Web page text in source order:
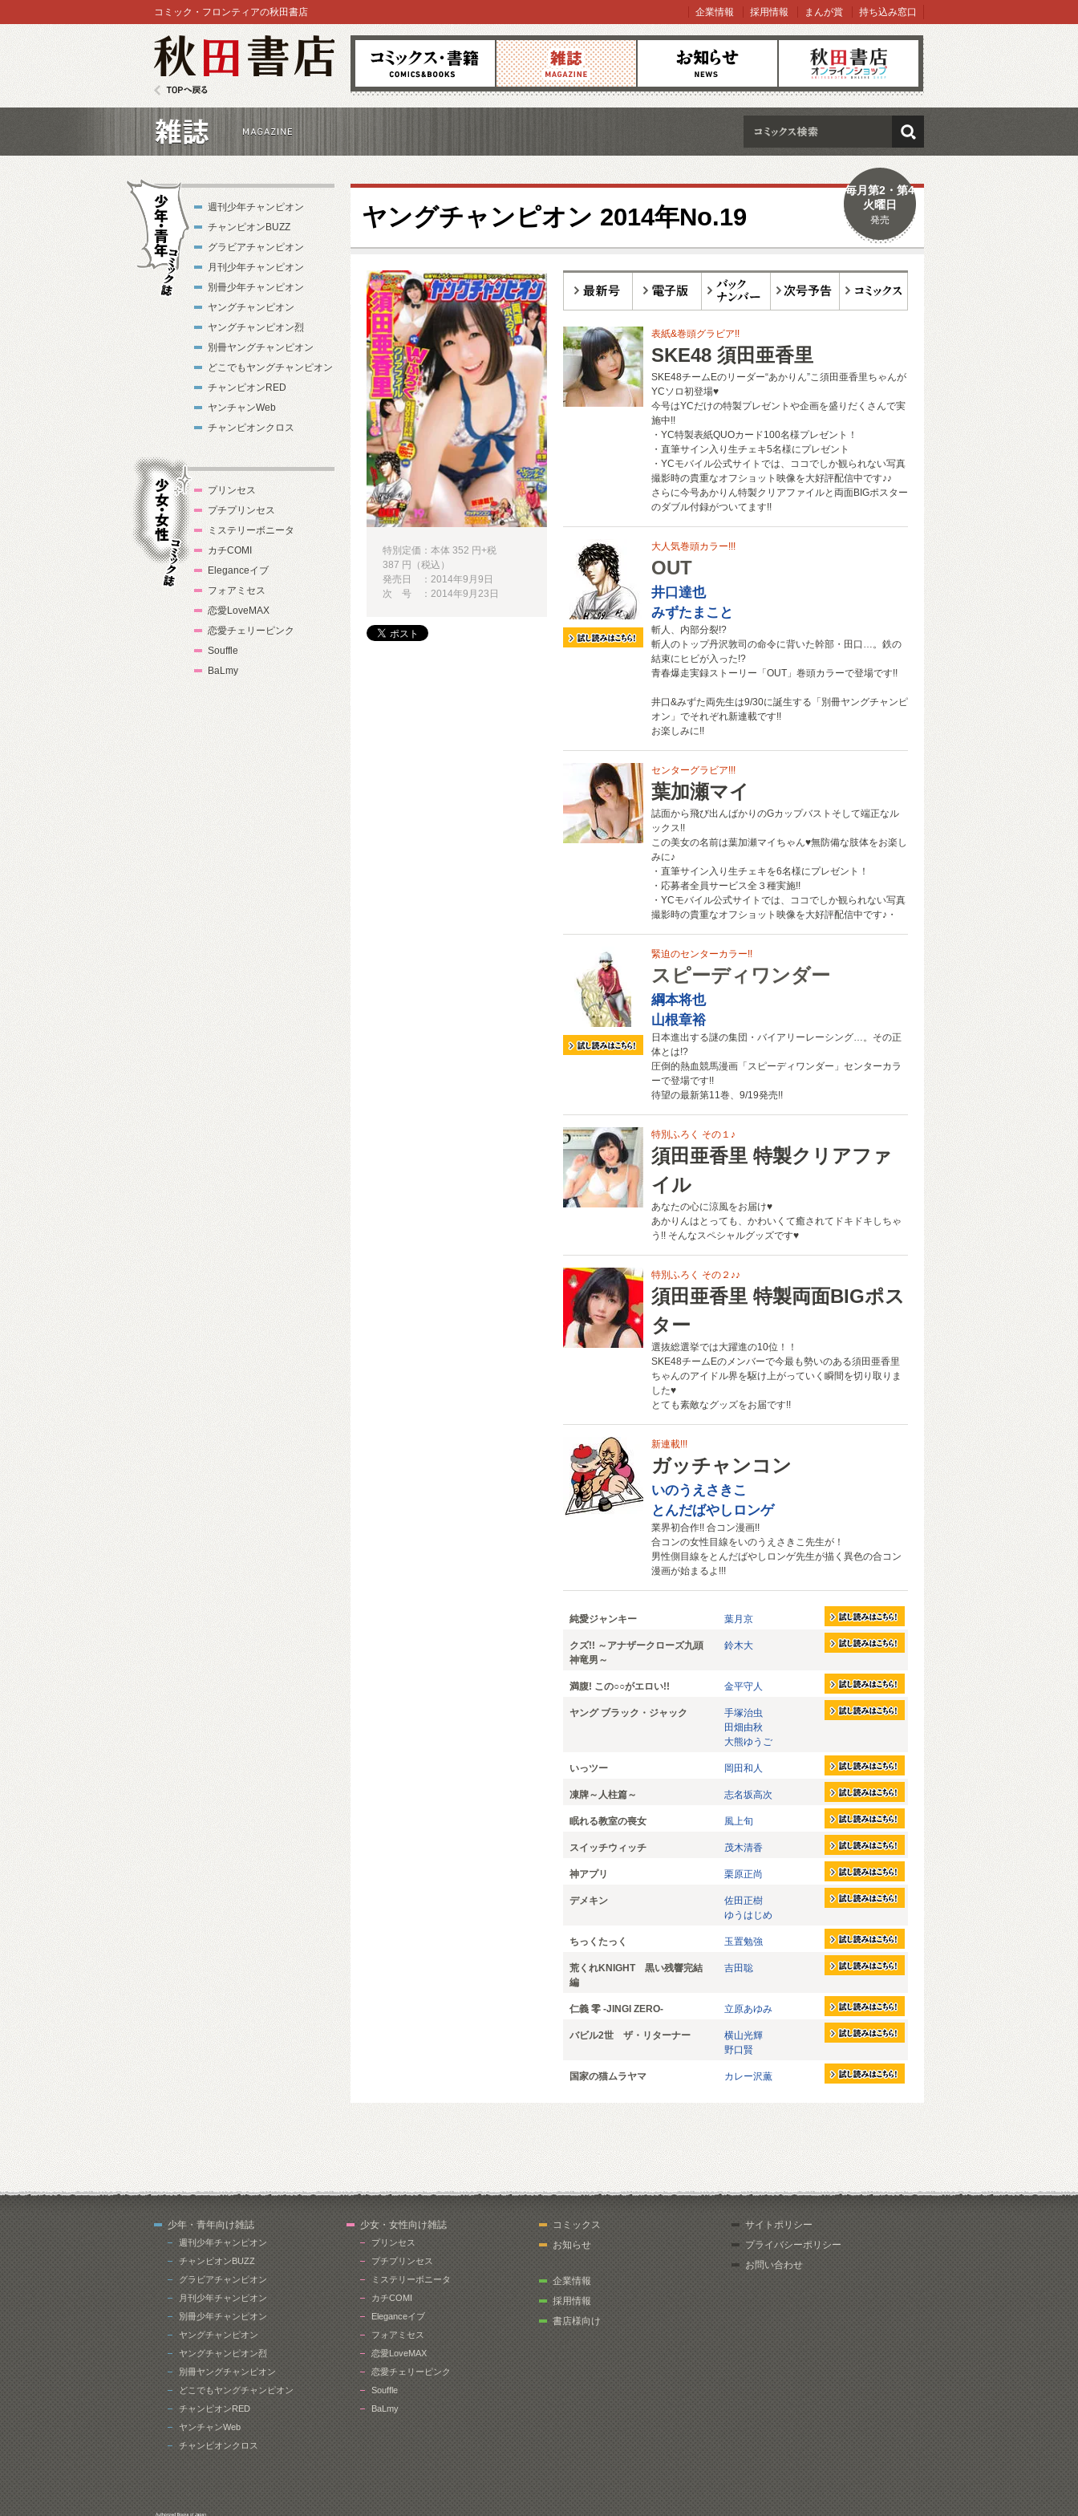
コミックス 雑誌 お知らせ オンラインショップ
コミック・フロンティアの秋田書店 企業情報 採用情報 まんが賞 持ち込み窓口
検索
ヤングチャンピオン 2014年No.19
毎月第2・第4
火曜日
発売
表紙&巻頭グラビア!!
SKE48 須田亜香里
SKE48チームEのリーダー“あかりん”こ須田亜香里ちゃんが
YCソロ初登場♥
今号はYCだけの特製プレゼントや企画を盛りだくさんで実
施中!!
・YC特製表紙QUOカード100名様プレゼント！
・直筆サイン入り生チェキ5名様にプレゼント
・YCモバイル公式サイトでは、ココでしか観られない写真
撮影時の貴重なオフショット映像を大好評配信中です♪♪
さらに今号あかりん特製クリアファイルと両面BIGポスター
のダブル付録がついてます!!
大人気巻頭カラー!!!
OUT
井口達也
みずたまこと
斬人、内部分裂!?
斬人のトップ丹沢敦司の命令に背いた幹部・田口…。鉄の
結束にヒビが入った!?
青春爆走実録ストーリー「OUT」巻頭カラーで登場です!!
井口&みずた両先生は9/30に誕生する「別冊ヤングチャンピ
オン」でそれぞれ新連載です!!
お楽しみに!!
センターグラビア!!!
葉加瀬マイ
誌面から飛び出んばかりのGカップバストそして端正なル
ックス!!
この美女の名前は葉加瀬マイちゃん♥︎無防備な肢体をお楽し
みに♪
・直筆サイン入り生チェキを6名様にプレゼント！
・応募者全員サービス全３種実施!!
・YCモバイル公式サイトでは、ココでしか観られない写真
撮影時の貴重なオフショット映像を大好評配信中です♪・
緊迫のセンターカラー!!
スピーディワンダー
綱本将也
山根章裕
日本進出する謎の集団・バイアリーレーシング…。その正
体とは!?
圧倒的熱血競馬漫画「スピーディワンダー」センターカラ
ーで登場です!!
待望の最新第11巻、9/19発売!!
特別ふろく その１♪
須田亜香里 特製クリアファ
イル
あなたの心に涼風をお届け♥︎
あかりんはとっても、かわいくて癒されてドキドキしちゃ
う!! そんなスペシャルグッズです♥︎
特別ふろく その２♪♪
須田亜香里 特製両面BIGポス
ター
選抜総選挙では大躍進の10位！！
SKE48チームEのメンバーで今最も勢いのある須田亜香里
ちゃんのアイドル界を駆け上がっていく瞬間を切り取りま
した♥︎
とても素敵なグッズをお届です!!
新連載!!!
ガッチャンコン
いのうえさきこ
とんだばやしロンゲ
業界初合作!! 合コン漫画!!
合コンの女性目線をいのうえさきこ先生が！
男性側目線をとんだばやしロンゲ先生が描く異色の合コン
漫画が始まるよ!!!
純愛ジャンキー 葉月京
クズ!! ～アナザークローズ九頭
神竜男～
鈴木大
満腹! この○○がエロい!! 金平守人
ヤング ブラック・ジャック
手塚治虫
田畑由秋
大熊ゆうご
いっツー 岡田和人
凍牌～人柱篇～ 志名坂高次
眠れる教室の喪女 風上旬
スイッチウィッチ 茂木清香
神アプリ 栗原正尚
デメキン
佐田正樹
ゆうはじめ
ちっくたっく 玉置勉強
荒くれKNIGHT 黒い残響完結
編
吉田聡
仁義 零 -JINGI ZERO- 立原あゆみ
バビル2世 ザ・リターナー
横山光輝
野口賢
国家の猫ムラヤマ カレー沢薫
特別定価：本体 352 円+税
387 円（税込）
発売日 ：2014年9月9日
次 号 ：2014年9月23日
週刊少年チャンピオン
チャンピオンBUZZ
グラビアチャンピオン
月刊少年チャンピオン
別冊少年チャンピオン
ヤングチャンピオン
ヤングチャンピオン烈
別冊ヤングチャンピオン
どこでもヤングチャンピオン
チャンピオンRED
ヤンチャンWeb
チャンピオンクロス
少女・女性コ
プリンセス
プチプリンセス
ミステリーボニータ
カチCOMI
Eleganceイブ
フォアミセス
恋愛LoveMAX
恋愛チェリーピンク
Souffle
BaLmy
少年・青年向け雑誌
週刊少年チャンピオン
チャンピオンBUZZ
グラビアチャンピオン
月刊少年チャンピオン
別冊少年チャンピオン
ヤングチャンピオン
ヤングチャンピオン烈
別冊ヤングチャンピオン
どこでもヤングチャンピオン
チャンピオンRED
ヤンチャンWeb
チャンピオンクロス
少女・女性向け雑誌
プリンセス
プチプリンセス
ミステリーボニータ
カチCOMI
Eleganceイブ
フォアミセス
恋愛LoveMAX
恋愛チェリーピンク
Souffle
BaLmy
コミックス
お知らせ
企業情報
採用情報
書店様向け
サイトポリシー
プライバシーポリシー
お問い合わせ